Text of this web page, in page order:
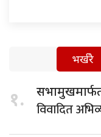
भर्खरै
१. सभामुखमार्फत
विवादित